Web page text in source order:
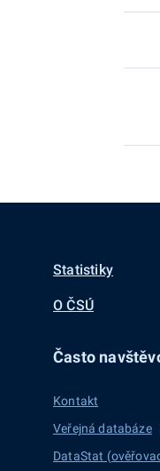
Statistiky
O ČSÚ
Často
Kontakt
Veřejná databáze
DataStat